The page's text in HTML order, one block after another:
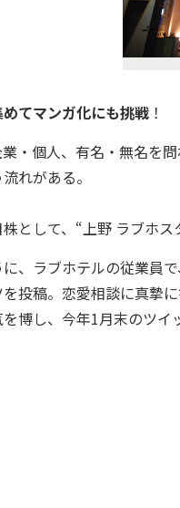
てマンガ化にも挑戦！
・個人、有名・無名を
れがある。
として、“上野 ラブホス
、ラブホテルの従業員
投稿。恋愛相談に真摯
博し、今年1月末のツ